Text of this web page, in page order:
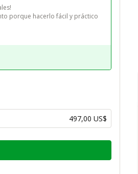
porque hacerlo fácil y práctico
497,00 US$